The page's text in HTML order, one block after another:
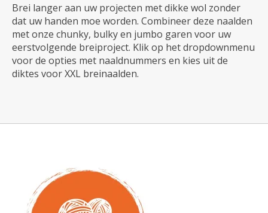
Brei langer aan uw projecten met dikke wol zonder
dat uw handen moe worden. Combineer deze naalden
met onze chunky, bulky en jumbo garen voor uw
eerstvolgende breiproject. Klik op het dropdownmenu
voor de opties met naaldnummers en kies uit de
diktes voor XXL breinaalden.